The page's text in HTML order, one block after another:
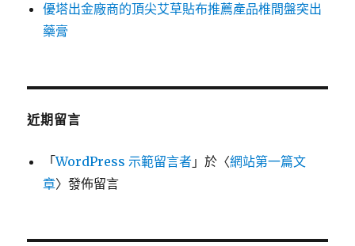
優塔出金廠商的頂尖艾草貼布推薦產品椎間盤突出
藥膏
近期留言
「WordPress 示範留言者 」於〈網站第一篇文
章〉發佈留言